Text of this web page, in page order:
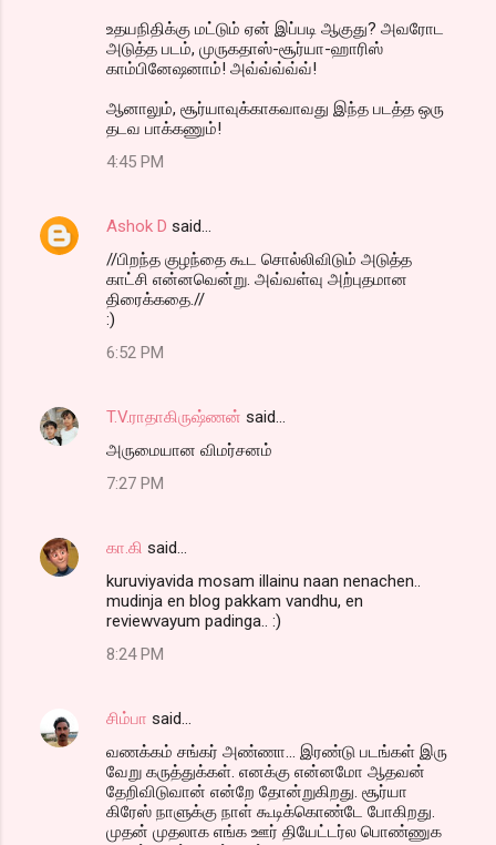
உத‌ய‌நிதிக்கு மட்டும் ஏன் இப்ப‌டி ஆகுது? அவ‌ரோட‌
அடுத்த‌ ப‌ட‌ம், முருக‌தாஸ்-சூர்யா-ஹாரிஸ்
காம்பினேஷ‌னாம்! அவ்வ்வ்வ்வ்!
ஆனாலும், சூர்யாவுக்காக‌வாவ‌து இந்த‌ பட‌த்த‌ ஒரு
த‌ட‌வ‌ பாக்க‌ணும்!
4:45 PM
Ashok D said…
//பிறந்த குழந்தை கூட சொல்லிவிடும் அடுத்த
காட்சி என்னவென்று. அவ்வள்வு அற்புதமான
திரைக்கதை.//
:)
6:52 PM
T.V.ராதாகிருஷ்ணன் said…
அருமையான விமர்சனம்
7:27 PM
கா.கி said…
kuruviyavida mosam illainu naan nenachen..
mudinja en blog pakkam vandhu, en
reviewvayum padinga.. :)
8:24 PM
சிம்பா said…
வணக்கம் சங்கர் அண்ணா... இரண்டு படங்கள் இரு
வேறு கருத்துக்கள். எனக்கு என்னமோ ஆதவன்
தேறிவிடுவான் என்றே தோன்றுகிறது. சூர்யா
கிரேஸ் நாளுக்கு நாள் கூடிக்கொண்டே போகிறது.
முதன் முதலாக எங்க ஊர் தியேட்டர்ல பொண்ணுக